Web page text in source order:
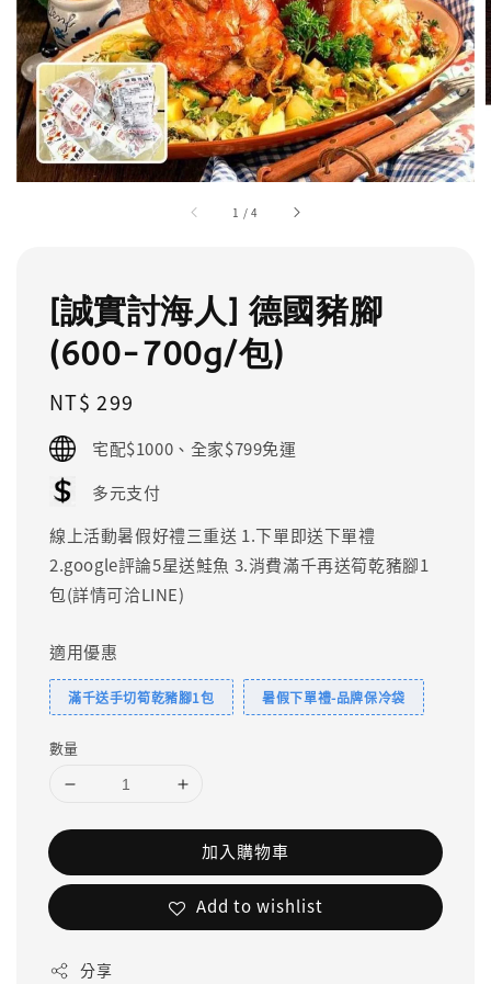
1 /4
[誠實討海人] 德國豬腳
(600-700g/包)
Regular
price
NT$ 299
宅配$1000、全家$799免運
多元支付
線上活動暑假好禮三重送 1.下單即送下單禮
2.google評論5星送鮭魚 3.消費滿千再送筍乾豬腳1
包(詳情可洽LINE)
適用優惠
滿千送手切筍乾豬腳1包 暑假下單禮-品牌保冷袋
數量
加入購物車
Add to wishlist
分享